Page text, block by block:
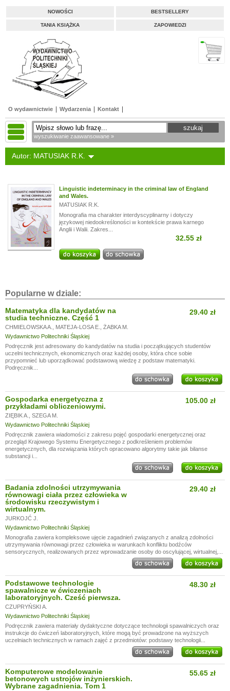
NOWOŚCI BESTSELLERY
TANIA KSIĄŻKA ZAPOWIEDZI
O wydawnictwie Wydarzenia Kontakt
wyszukiwanie zaawansowane »
Autor: MATUSIAK R.K.
Linguistic indeterminacy in the criminal law of England
and Wales.
MATUSIAK R.K.
Monografia ma charakter interdyscyplinarny i dotyczy
językowej niedookreśloności w kontekście prawa karnego
Anglii i Walii. Zakres...
32.55 zł
Popularne w dziale:
Matematyka dla kandydatów na
studia techniczne. Część 1
CHMIELOWSKA A. MATEJA-LOSA E.
ŻABKA M.
Wydawnictwo Politechniki Śląskiej
29.40 zł
Podręcznik jest adresowany do kandydatów na studia i początkujących studentów
uczelni technicznych, ekonomicznych oraz każdej osoby, która chce sobie
przypomnieć lub uporządkować podstawową wiedzę z podstaw matematyki.
Podręcznik...
Gospodarka energetyczna z
przykładami obliczeniowymi.
ZIĘBIK A.
SZEGA M.
Wydawnictwo Politechniki Śląskiej
105.00 zł
Podręcznik zawiera wiadomości z zakresu pojęć gospodarki energetycznej oraz
przegląd Krajowego Systemu Energetycznego z podkreśleniem problemów
energetycznych, dla rozwiązania których opracowano algorytmy takie jak bilanse
substancji i...
Badania zdolności utrzymywania
równowagi ciała przez człowieka w
środowisku rzeczywistym i
wirtualnym.
JURKOJĆ J.
Wydawnictwo Politechniki Śląskiej
29.40 zł
Monografia zawiera kompleksowe ujęcie zagadnień związanych z analizą zdolności
utrzymywania równowagi przez człowieka w warunkach konfliktu bodźców
sensorycznych, realizowanych przez wprowadzanie osoby do oscylującej, wirtualnej,...
Podstawowe technologie
spawalnicze w ćwiczeniach
laboratoryjnych. Cześć pierwsza.
CZUPRYŃSKI A.
Wydawnictwo Politechniki Śląskiej
48.30 zł
Podręcznik zawiera materiały dydaktyczne dotyczące technologii spawalniczych oraz
instrukcje do ćwiczeń laboratoryjnych, które mogą być prowadzone na wyższych
uczelniach technicznych w ramach zajęć z przedmiotów: podstawy technologii...
Komputerowe modelowanie
betonowych ustrojów inżynierskich.
Wybrane zagadnienia. Tom 1
55.65 zł